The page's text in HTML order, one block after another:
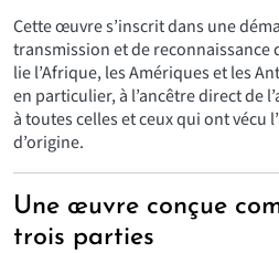
Cette œuvre s’inscrit dans une
transmission et de reconnaissance
lie l’Afrique, les Amériques et les
en particulier, à l’ancêtre direct de
à toutes celles et ceux qui ont vécu
d’origine.
Une œuvre conçue
trois parties